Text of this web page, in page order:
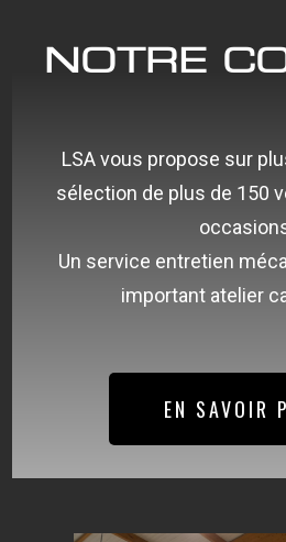
NOTRE
LSA vous propose sur
sélection de plus de 150
Un service entretien
important atelier
EN SAVOIR